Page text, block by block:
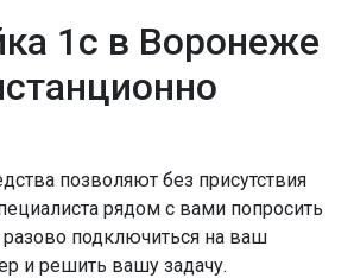
1с в Воронеже
позволяют без присутствия
рядом с вами попросить
подключиться на ваш
и решить вашу задачу.